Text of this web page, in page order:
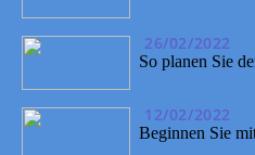
26/02/2022
So planen Sie
12/02/2022
Beginnen Sie